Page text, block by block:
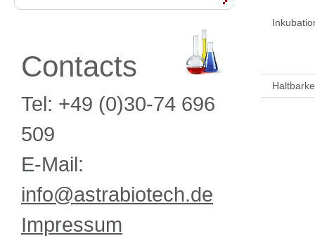
Contacts
Tel: +49 (0)30-74 696
509
E-Mail:
info@astrabiotech.de
Impressum